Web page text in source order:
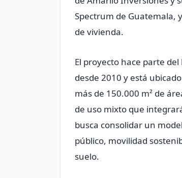
Spectrum de Guatemala,
de vivienda.
El proyecto hace parte
desde 2010 y está
más de 150.000 m² de
de uso mixto que
busca consolidar un
público, movilidad
suelo.